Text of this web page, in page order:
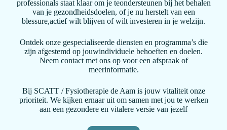
professionals staat klaar om je teondersteunen bij het behalen
van je gezondheidsdoelen, of je nu herstelt van een
blessure,actief wilt blijven of wilt investeren in je welzijn.
Ontdek onze gespecialiseerde diensten en programma’s die
zijn afgestemd op jouwindividuele behoeften en doelen.
Neem contact met ons op voor een afspraak of
meerinformatie.
Bij SCATT / Fysiotherapie de Aam is jouw vitaliteit onze
prioriteit. We kijken ernaar uit om samen met jou te werken
aan een gezondere en vitalere versie van jezelf